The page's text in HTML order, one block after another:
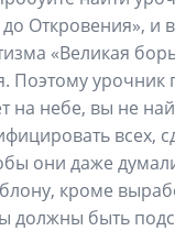
Откровения», и
«Великая
Поэтому
на небе, вы не
всех,
они даже
кроме
должны быть